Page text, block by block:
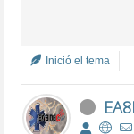
Inició el tema